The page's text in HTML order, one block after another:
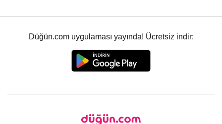
Düğün.com uygulaması yayında! Ücretsiz indir: